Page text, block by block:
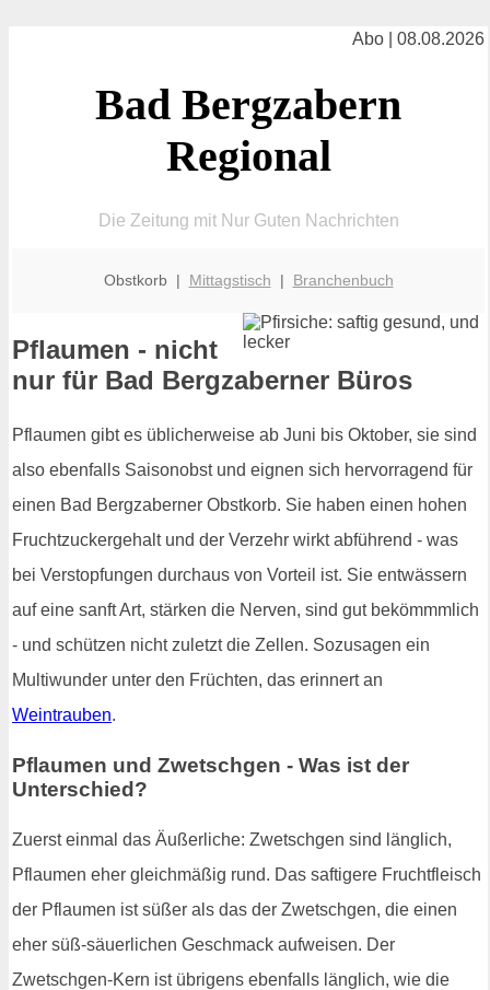
Abo | 08.08.2026
Bad Bergzabern
Regional
Die Zeitung mit Nur Guten Nachrichten
Obstkorb | Mittagstisch | Branchenbuch
Pflaumen - nicht
nur für Bad Bergzaberner Büros
Pflaumen gibt es üblicherweise ab Juni bis Oktober, sie sind
also ebenfalls Saisonobst und eignen sich hervorragend für
einen Bad Bergzaberner Obstkorb. Sie haben einen hohen
Fruchtzuckergehalt und der Verzehr wirkt abführend - was
bei Verstopfungen durchaus von Vorteil ist. Sie entwässern
auf eine sanft Art, stärken die Nerven, sind gut bekömmmlich
- und schützen nicht zuletzt die Zellen. Sozusagen ein
Multiwunder unter den Früchten, das erinnert an
Weintrauben.
Pflaumen und Zwetschgen - Was ist der
Unterschied?
Zuerst einmal das Äußerliche: Zwetschgen sind länglich,
Pflaumen eher gleichmäßig rund. Das saftigere Fruchtfleisch
der Pflaumen ist süßer als das der Zwetschgen, die einen
eher süß-säuerlichen Geschmack aufweisen. Der
Zwetschgen-Kern ist übrigens ebenfalls länglich, wie die